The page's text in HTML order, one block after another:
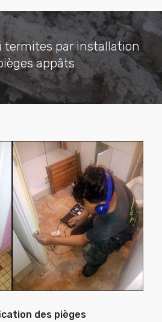
termites par installation
appâts
des pièges